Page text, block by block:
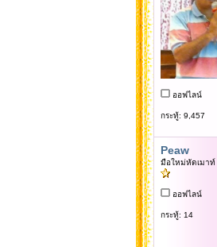
ออฟไลน์
กระทู้: 9,457
Peaw
มือใหม่หัดเมาท์
ออฟไลน์
กระทู้: 14